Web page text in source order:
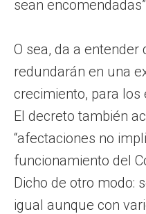
sean
O sea, da a
redundarán en una
crecimiento, para
El decreto también
“afectaciones no
funcionamiento del
Dicho de otro modo:
igual aunque con